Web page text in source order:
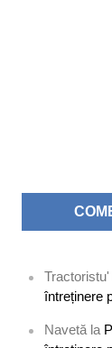
Tractoristu'
întreținere
Navetă la